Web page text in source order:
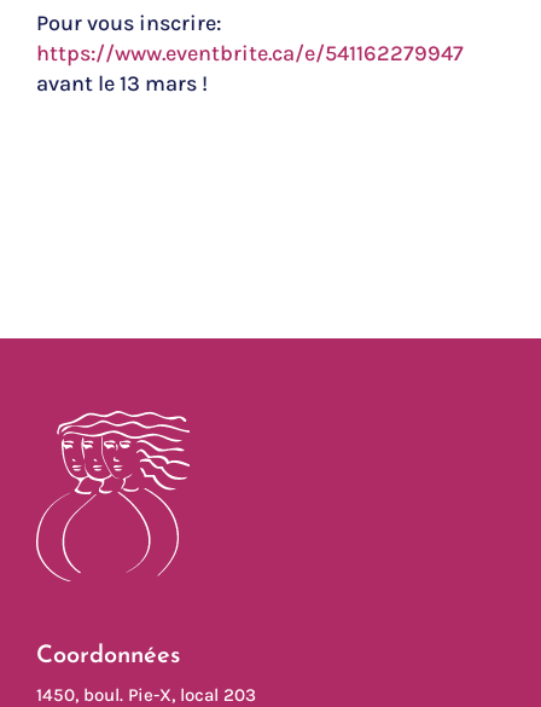
Pour vous inscrire:
https://www.eventbrite.ca/e/541162279947
avant le 13 mars !
Coordonnées
1450, boul. Pie-X, local 203